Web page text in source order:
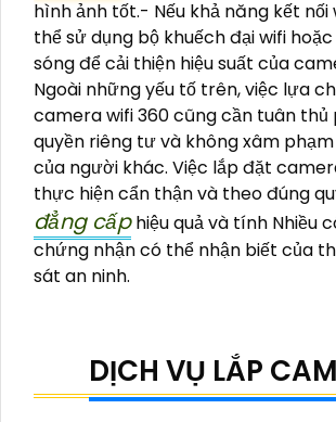
hình ảnh tốt.- Nếu khả năng kết nối
thể sử dụng bộ khuếch đại wifi
sóng để cải thiện hiệu suất của
Ngoài những yếu tố trên, việc lựa
camera wifi 360 cũng cần tuân thủ
quyền riêng tư và không xâm
của người khác. Việc lắp đặt
thực hiện cẩn thận và theo đúng
đẳng cấphiệu quả và tính Nhiều
chứng nhận có thể nhận biết của
sát an ninh.
DỊCH VỤ LẮP